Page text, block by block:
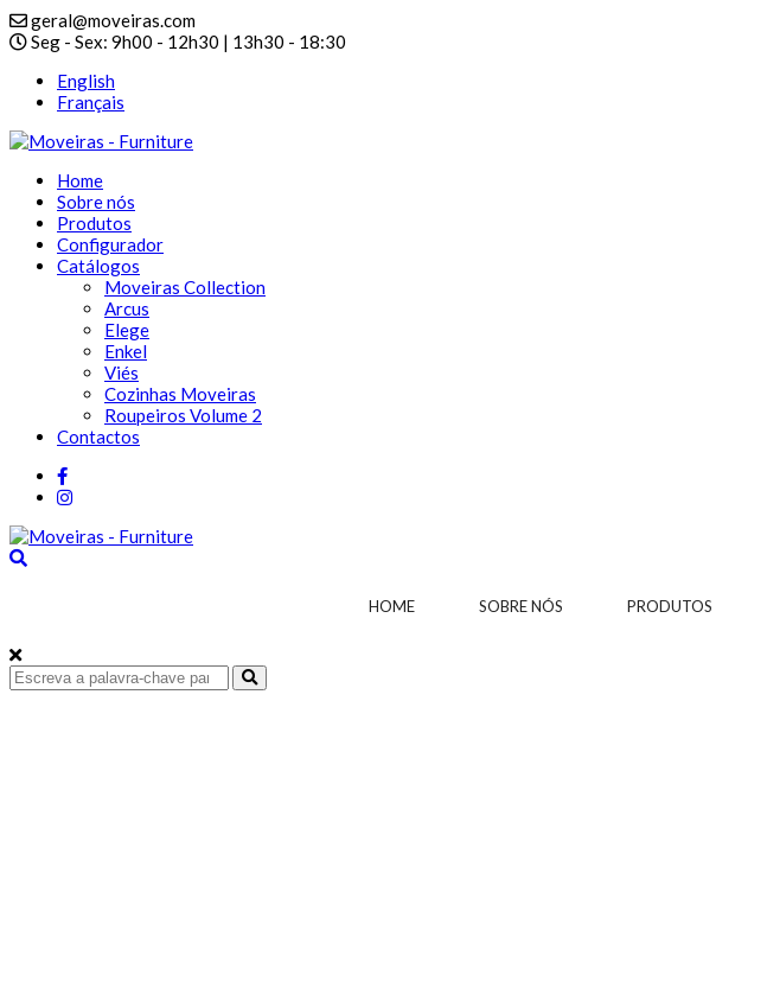
geral@moveiras.com
Seg - Sex: 9h00 - 12h30 | 13h30 - 18:30
English
Français
Home
Sobre nós
Produtos
Configurador
Catálogos
Moveiras Collection
Arcus
Elege
Enkel
Viés
Cozinhas Moveiras
Roupeiros Volume 2
Contactos
HOME SOBRE NÓS PRODUTOS